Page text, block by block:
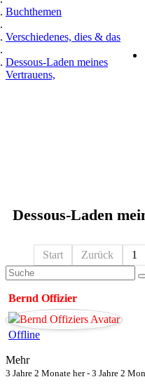
Buchthemen
Verschiedenes, dies & das
Dessous-Laden meines
Vertrauens,
Dessous-Laden
Start Zurück 1
Bernd Offizier
Offline
Mehr
3 Jahre 2 Monate her- 3 Jahre 2